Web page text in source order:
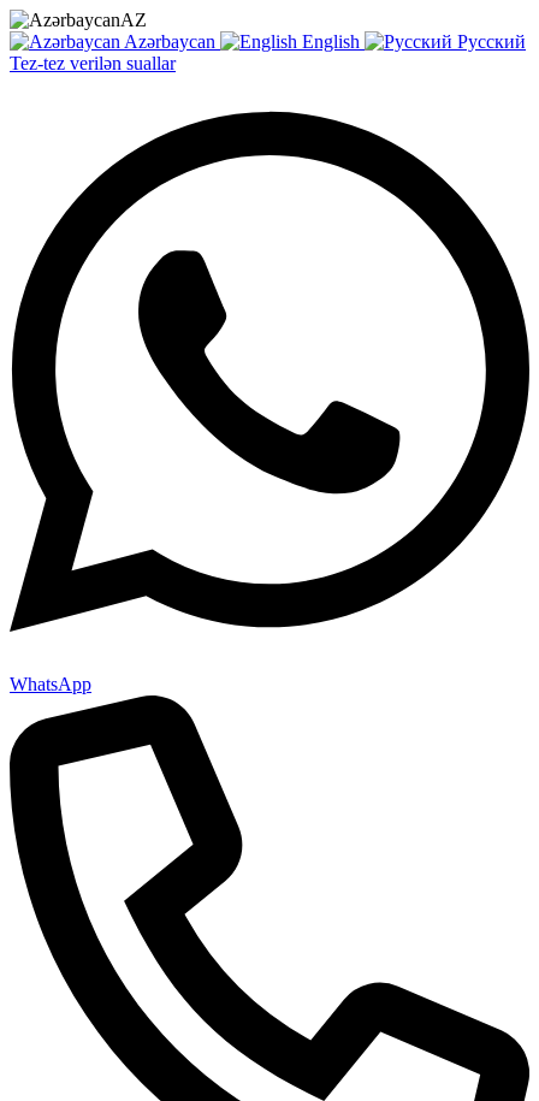
AZ
Azərbaycan
English
Русский
Tez-tez verilən suallar
WhatsApp